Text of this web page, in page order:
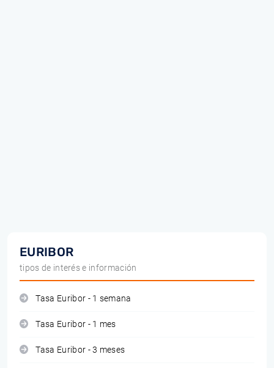
EURIBOR
tipos de interés e información
Tasa Euribor - 1 semana
Tasa Euribor - 1 mes
Tasa Euribor - 3 meses